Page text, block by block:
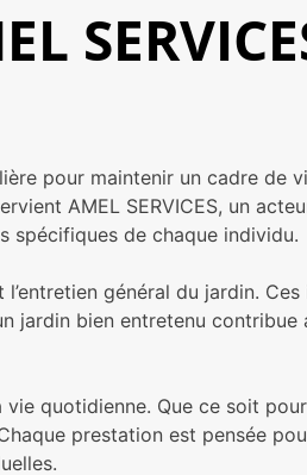
pour maintenir un cadre de
AMEL SERVICES, un
spécifiques de chaque individu.
général du jardin.
jardin bien entretenu contribue
quotidienne. Que ce soit
prestation est pensée